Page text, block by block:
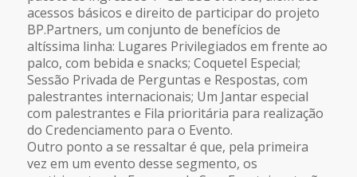
acessos básicos e direito de participar do projeto
BP.Partners, um conjunto de benefícios de
altíssima linha: Lugares Privilegiados em frente ao
palco, com bebida e snacks; Coquetel Especial;
Sessão Privada de Perguntas e Respostas, com
palestrantes internacionais; Um Jantar especial
com palestrantes e Fila prioritária para realização
do Credenciamento para o Evento.
Outro ponto a se ressaltar é que, pela primeira
vez em um evento desse segmento, os